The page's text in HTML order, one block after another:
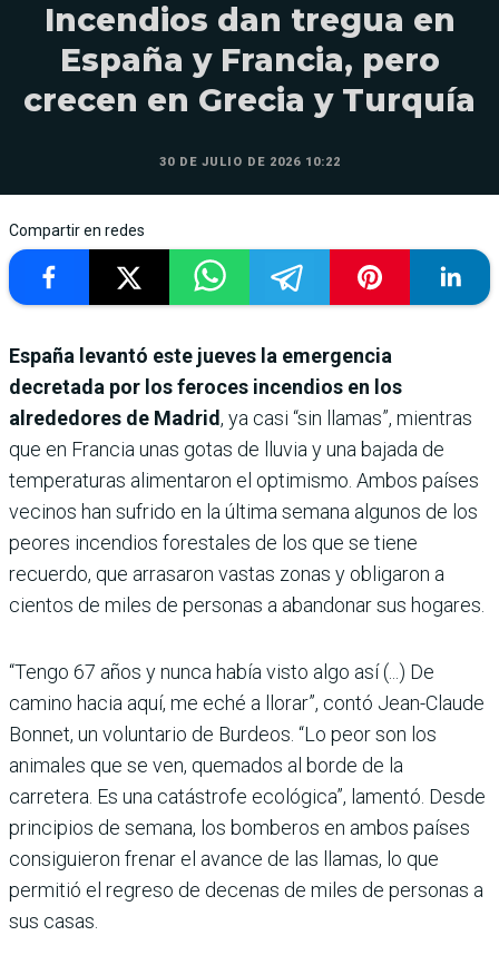
Incendios dan tregua en
España y Francia, pero
crecen en Grecia y Turquía
30 DE JULIO DE 2026 10:22
Compartir en redes
España levantó este jueves la emergencia
decretada por los feroces incendios en los
alrededores de Madrid, ya casi “sin llamas”, mientras
que en Francia unas gotas de lluvia y una bajada de
temperaturas alimentaron el optimismo. Ambos países
vecinos han sufrido en la última semana algunos de los
peores incendios forestales de los que se tiene
recuerdo, que arrasaron vastas zonas y obligaron a
cientos de miles de personas a abandonar sus hogares.
“Tengo 67 años y nunca había visto algo así (...) De
camino hacia aquí, me eché a llorar”, contó Jean-Claude
Bonnet, un voluntario de Burdeos. “Lo peor son los
animales que se ven, quemados al borde de la
carretera. Es una catástrofe ecológica”, lamentó. Desde
principios de semana, los bomberos en ambos países
consiguieron frenar el avance de las llamas, lo que
permitió el regreso de decenas de miles de personas a
sus casas.